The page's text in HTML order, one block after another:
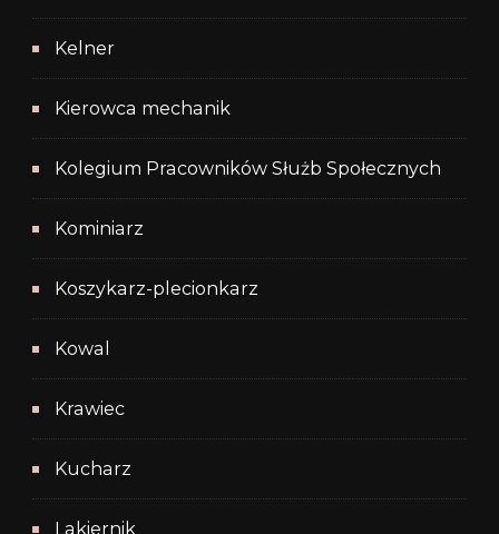
Kelner
Kierowca mechanik
Kolegium Pracowników Służb Społecznych
Kominiarz
Koszykarz-plecionkarz
Kowal
Krawiec
Kucharz
Lakiernik